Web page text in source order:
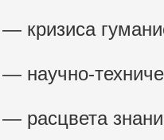
— кризиса
— научно-
— расцвета